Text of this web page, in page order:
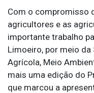
Com o compromisso
agricultores e as
importante trabalho
Limoeiro, por meio
Agrícola, Meio
mais uma edição do
que marcou a